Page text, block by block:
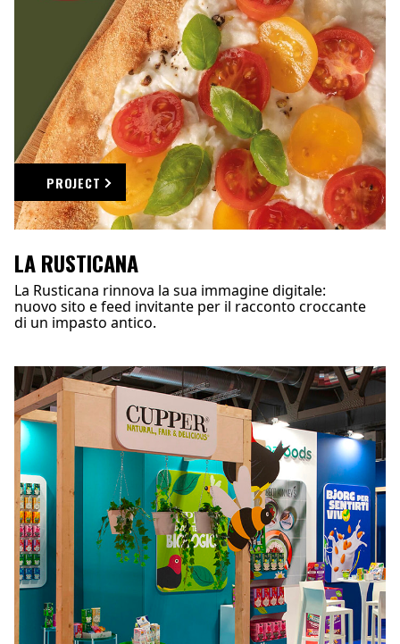
PROJECT
LA RUSTICANA
La Rusticana rinnova la sua immagine digitale:
nuovo sito e feed invitante per il racconto croccante
di un impasto antico.